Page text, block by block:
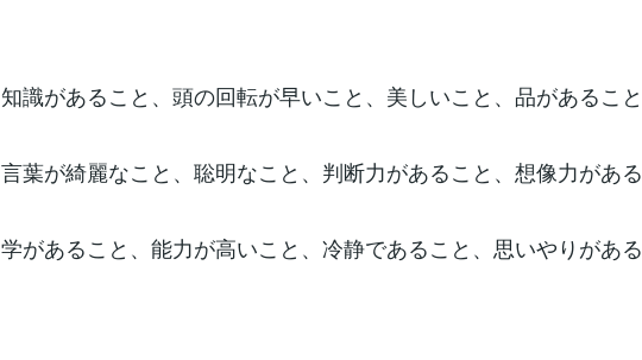
知識があること、頭の回転が早いこと、美しいこと、品があるこ
言葉が綺麗なこと、聡明なこと、判断力があること、想像力があ
学があること、能力が高いこと、冷静であること、思いやりがあ